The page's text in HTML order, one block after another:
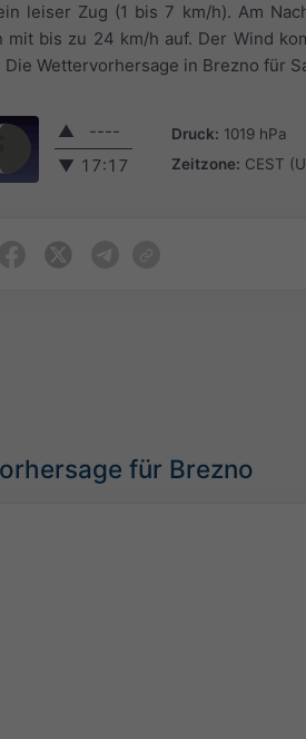
leiser Zug (1 bis 7 km/h). Am
bis zu 24 km/h auf. Der Wind
Wettervorhersage in Brezno für
▲
----
▼ 17:17
Druck: 1019 hPa
Zeitzone: CEST
für Brezno